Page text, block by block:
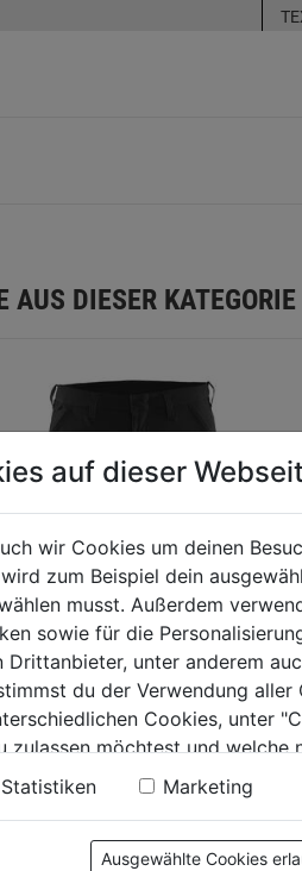
AUS DIESER KATEGORIE
Shorts Service 4-
Wege-Stretch
schwarz/dunkelgrau
0.0 (0)
von
auf dieser
wir Cookies um deinen
zum Beispiel dein
musst. Außerdem
sowie für die
unter anderem
du der Verwendung
Cookies, unter
zulassen möchtest und welche
Datenschutzerklärung
Statistiken Marketing
Ausgewählte Cookies